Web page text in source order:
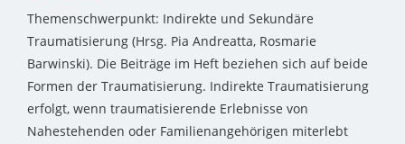
Themenschwerpunkt: Indirekte und Sekundäre
Traumatisierung (Hrsg. Pia Andreatta, Rosmarie
Barwinski). Die Beiträge im Heft beziehen sich auf beide
Formen der Traumatisierung. Indirekte Traumatisierung
erfolgt, wenn traumatisierende Erlebnisse von
Nahestehenden oder Familienangehörigen miterlebt